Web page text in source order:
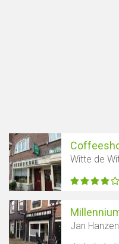
Witte de
Jan